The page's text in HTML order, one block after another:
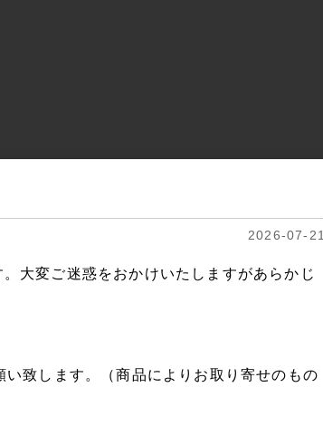
2026-07-21
大変ご迷惑をおかけいたしますがあらかじ
致します。（商品によりお取り寄せのもの